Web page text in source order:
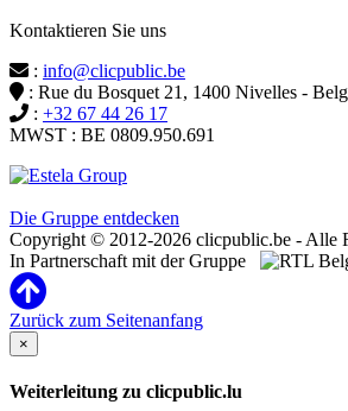
Kontaktieren Sie uns
: info@clicpublic.be
: Rue du Bosquet 21, 1400 Nivelles -
: +32 67 44 26 17
MWST : BE 0809.950.691
Die Gruppe entdecken
Copyright © 2012-2026 clicpublic.be - Alle
In Partnerschaft mit der Gruppe
Zurück zum Seitenanfang
×
Weiterleitung zu clicpublic.lu